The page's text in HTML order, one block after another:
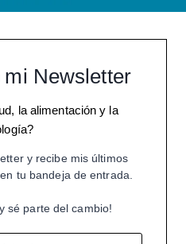
Newsletter
la alimentación y la
y recibe mis últimos
tu bandeja de entrada.
sé parte del cambio!